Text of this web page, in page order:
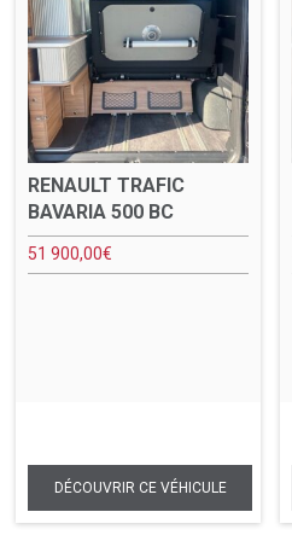
RENAULT TRAFIC
BAVARIA 500 BC
51 900,00€